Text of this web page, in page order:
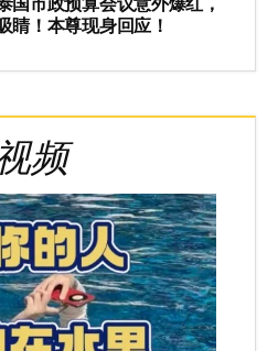
睛！本尊现身回应！
频